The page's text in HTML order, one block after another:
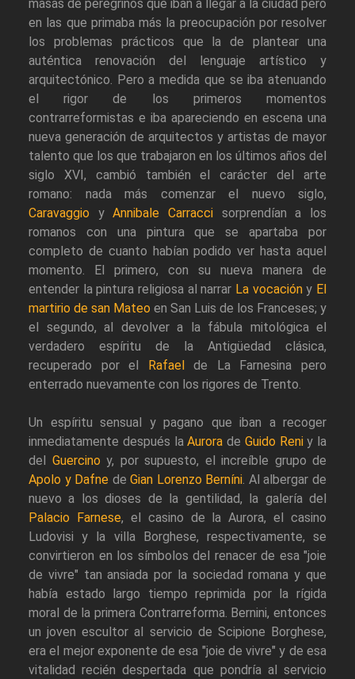
masas de peregrinos que iban a llegar a la ciudad pero
en las que primaba más la preocupación por resolver
los problemas prácticos que la de plantear una
auténtica renovación del lenguaje artístico y
arquitectónico. Pero a medida que se iba atenuando
el rigor de los primeros momentos
contrarreformistas e iba apareciendo en escena una
nueva generación de arquitectos y artistas de mayor
talento que los que trabajaron en los últimos años del
siglo XVI, cambió también el carácter del arte
romano: nada más comenzar el nuevo siglo,
Caravaggio yAnnibale Carracci sorprendían a los
romanos con una pintura que se apartaba por
completo de cuanto habían podido ver hasta aquel
momento. El primero, con su nueva manera de
entender la pintura religiosa al narrar La vocacióny El
martirio de san Mateo en San Luis de los Franceses; y
el segundo, al devolver a la fábula mitológica el
verdadero espíritu de la Antigüedad clásica,
recuperado por el
Rafael
de La Farnesina pero
enterrado nuevamente con los rigores de Trento.
Un espíritu sensual y pagano que iban a recoger
inmediatamente después laAurora de Guido Reniy la
del Guercino y, por supuesto, el increíble grupo de
Apolo y Dafne deGian Lorenzo Berníni. Al albergar de
nuevo a los dioses de la gentilidad, la galería del
Palacio Farnese, el casino de la Aurora, el casino
Ludovisi y la villa Borghese, respectivamente, se
convirtieron en los símbolos del renacer de esa "joie
de vivre" tan ansiada por la sociedad romana y que
había estado largo tiempo reprimida por la rígida
moral de la primera Contrarreforma. Bernini, entonces
un joven escultor al servicio de Scipione Borghese,
era el mejor exponente de esa "joie de vivre" y de esa
vitalidad recién despertada que pondría al servicio